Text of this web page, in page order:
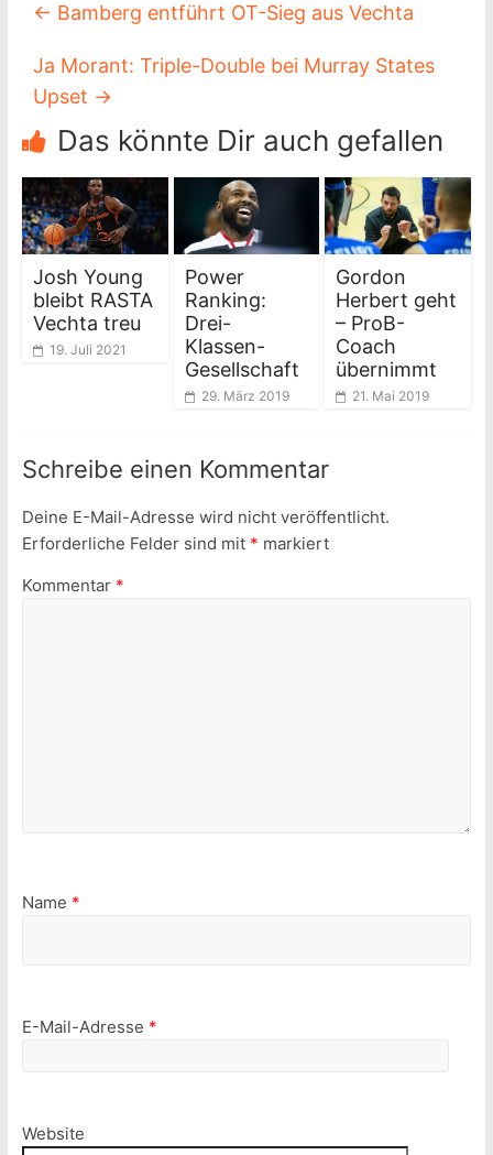
← Bamberg entführt OT-Sieg aus Vechta
Ja Morant: Triple-Double bei Murray States
Upset →
Das könnte Dir auch gefallen
Josh Young
bleibt RASTA
Vechta treu
19. Juli 2021
Power
Ranking:
Drei-
Klassen-
Gesellschaft
29. März 2019
Gordon
Herbert geht
– ProB-
Coach
übernimmt
21. Mai 2019
Schreibe einen Kommentar
Deine E-Mail-Adresse wird nicht veröffentlicht.
Erforderliche Felder sind mit * markiert
Kommentar *
Name *
E-Mail-Adresse *
Website